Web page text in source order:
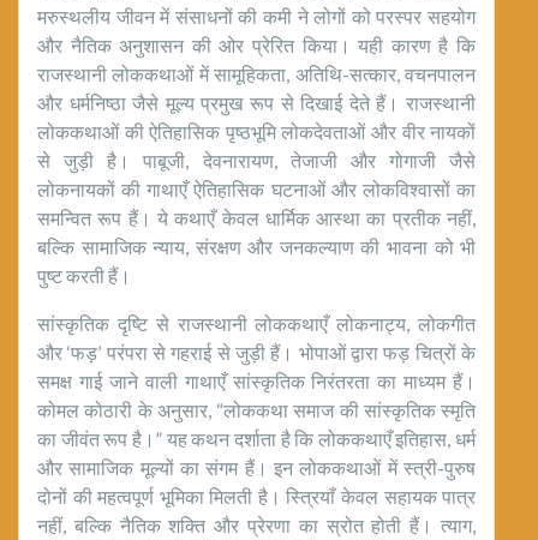
मरुस्थलीय जीवन में संसाधनों की कमी ने लोगों को परस्पर सहयोग
और नैतिक अनुशासन की ओर प्रेरित किया। यही कारण है कि
राजस्थानी लोककथाओं में सामूहिकता, अतिथि-सत्कार, वचनपालन
और धर्मनिष्ठा जैसे मूल्य प्रमुख रूप से दिखाई देते हैं। राजस्थानी
लोककथाओं की ऐतिहासिक पृष्ठभूमि लोकदेवताओं और वीर नायकों
से जुड़ी है। पाबूजी, देवनारायण, तेजाजी और गोगाजी जैसे
लोकनायकों की गाथाएँ ऐतिहासिक घटनाओं और लोकविश्वासों का
समन्वित रूप हैं। ये कथाएँ केवल धार्मिक आस्था का प्रतीक नहीं,
बल्कि सामाजिक न्याय, संरक्षण और जनकल्याण की भावना को भी
पुष्ट करती हैं।
सांस्कृतिक दृष्टि से राजस्थानी लोककथाएँ लोकनाट्य, लोकगीत
और ‘फड़’ परंपरा से गहराई से जुड़ी हैं। भोपाओं द्वारा फड़ चित्रों के
समक्ष गाई जाने वाली गाथाएँ सांस्कृतिक निरंतरता का माध्यम हैं।
कोमल कोठारी के अनुसार, “लोककथा समाज की सांस्कृतिक स्मृति
का जीवंत रूप है।” यह कथन दर्शाता है कि लोककथाएँ इतिहास, धर्म
और सामाजिक मूल्यों का संगम हैं। इन लोककथाओं में स्त्री-पुरुष
दोनों की महत्वपूर्ण भूमिका मिलती है। स्त्रियाँ केवल सहायक पात्र
नहीं, बल्कि नैतिक शक्ति और प्रेरणा का स्रोत होती हैं। त्याग,